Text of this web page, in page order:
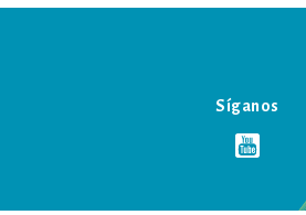
Síganos